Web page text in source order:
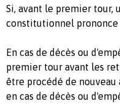
Si, avant le premier tour,
constitutionnel
En cas de décès ou
premier tour avant les
être procédé de
en cas de décès ou